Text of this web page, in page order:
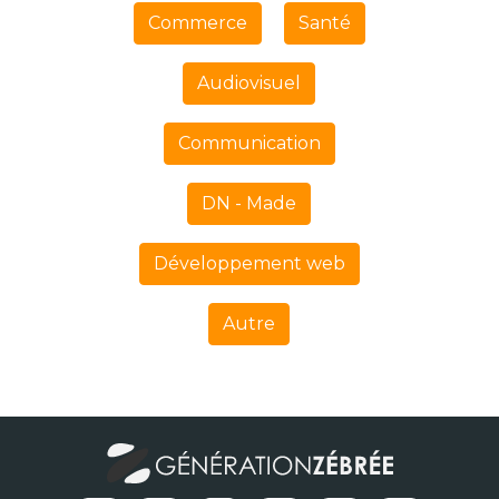
Commerce Santé
Audiovisuel
Communication
DN - Made
Développement web
Autre